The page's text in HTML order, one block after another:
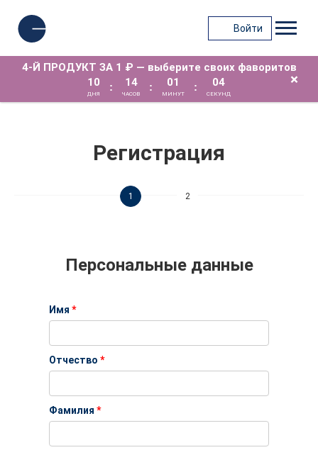
Войти
4-Й ПРОДУКТ ЗА 1 ₽ — выберите своих фаворитов
10
ДНЯ
: 14
ЧАСОВ
: 01
МИНУТ
: 04
СЕКУНД
×
Регистрация
1 2
Персональные данные
Имя *
Отчество *
Фамилия *